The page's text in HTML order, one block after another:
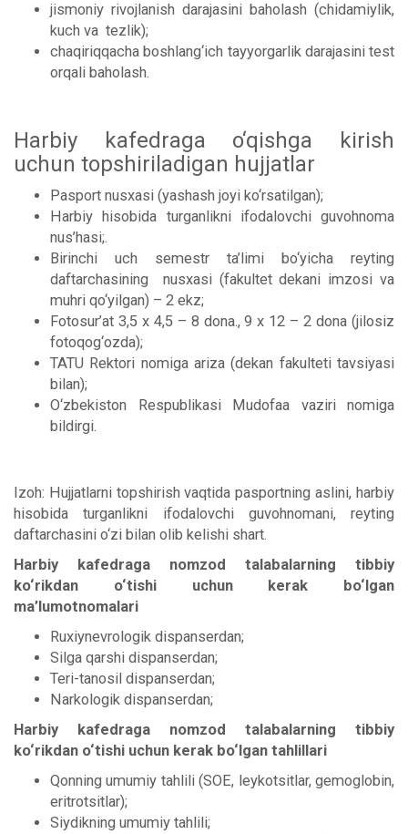
jismoniy rivojlanish darajasini baholash (chidamiylik,
kuch va tezlik);
chaqiriqqacha boshlang‘ich tayyorgarlik darajasini test
orqali baholash.
Harbiy kafedraga o‘qishga kirish
uchun topshiriladigan hujjatlar
Pasport nusxasi (yashash joyi ko‘rsatilgan);
Harbiy hisobida turganlikni ifodalovchi guvohnoma
nus’hasi;.
Birinchi uch semestr ta’limi bo‘yicha reyting
daftarchasining nusxasi (fakultet dekani imzosi va
muhri qo‘yilgan) – 2 ekz;
Fotosur’at 3,5 x 4,5 – 8 dona., 9 x 12 – 2 dona (jilosiz
fotoqog‘ozda);
TATU Rektori nomiga ariza (dekan fakulteti tavsiyasi
bilan);
O‘zbekiston Respublikasi Mudofaa vaziri nomiga
bildirgi.
Izoh: Hujjatlarni topshirish vaqtida pasportning aslini, harbiy
hisobida turganlikni ifodalovchi guvohnomani, reyting
daftarchasini o‘zi bilan olib kelishi shart.
Harbiy kafedraga nomzod talabalarning tibbiy
ko‘rikdan o‘tishi uchun kerak bo‘lgan
ma’lumotnomalari
Ruxiynevrologik dispanserdan;
Silga qarshi dispanserdan;
Teri-tanosil dispanserdan;
Narkologik dispanserdan;
Harbiy kafedraga nomzod talabalarning tibbiy
ko‘rikdan o‘tishi uchun kerak bo‘lgan tahlillari
Qonning umumiy tahlili (SOE, leykotsitlar, gemoglobin,
eritrotsitlar);
Siydikning umumiy tahlili;